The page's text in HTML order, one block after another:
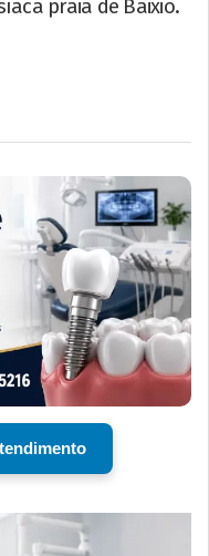
praia de Baixio.